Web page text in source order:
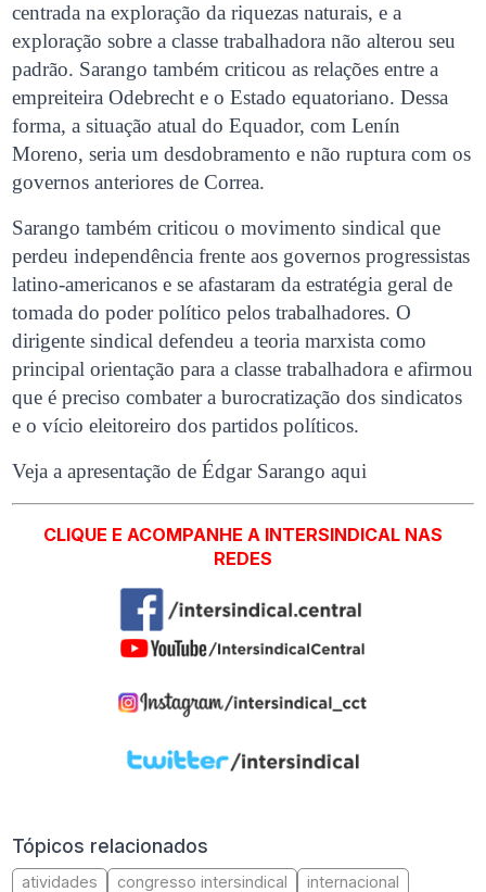
centrada na exploração da riquezas naturais, e a
exploração sobre a classe trabalhadora não alterou seu
padrão. Sarango também criticou as relações entre a
empreiteira Odebrecht e o Estado equatoriano. Dessa
forma, a situação atual do Equador, com Lenín
Moreno, seria um desdobramento e não ruptura com os
governos anteriores de Correa.
Sarango também criticou o movimento sindical que
perdeu independência frente aos governos progressistas
latino-americanos e se afastaram da estratégia geral de
tomada do poder político pelos trabalhadores. O
dirigente sindical defendeu a teoria marxista como
principal orientação para a classe trabalhadora e afirmou
que é preciso combater a burocratização dos sindicatos
e o vício eleitoreiro dos partidos políticos.
Veja a apresentação de Édgar Sarango aqui
CLIQUE E ACOMPANHE A INTERSINDICAL NAS
REDES
Tópicos relacionados
atividades congresso intersindical internacional